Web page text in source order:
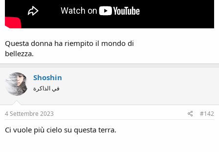
Questa donna ha riempito il mondo di
bellezza.
Shoshin
في الذاكرة
4 Settembre 2023 #142
Ci vuole più cielo su questa terra.